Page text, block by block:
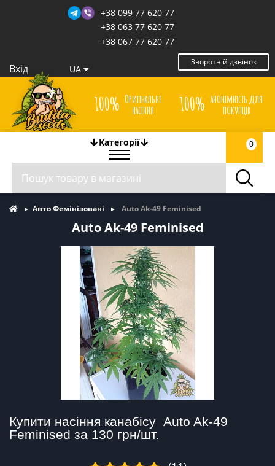
+38 099 77 620 77
+38 063 77 620 77
+38 067 77 620 77
Зворотній дзвінок
Вхід UA
100% Оригінальне
насіння
100% анонімність для
покупців
Категорії 0
Авто Фемінізовані Auto Ak-49 Feminised
Auto Ak-49 Feminised
Купити насіння канабісу  Auto Ak-49
Feminised за 130 грн/шт.